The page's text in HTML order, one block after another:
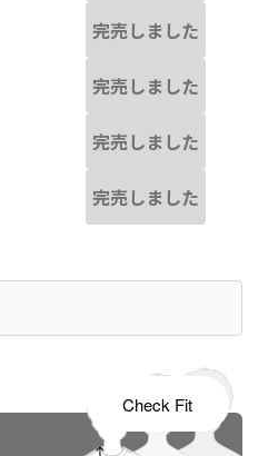
完売しました
完売しました
完売しました
完売しました
Check Fit